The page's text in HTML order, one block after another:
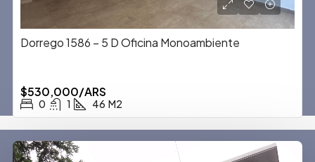
Dorrego 1586 – 5 D Oficina Monoambiente
$530,000/ARS
0 1 46 M2